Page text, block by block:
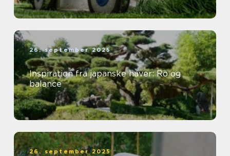
26. september 2025
Inspiration fra japanske haver: Ro og
balance
26. september 2025